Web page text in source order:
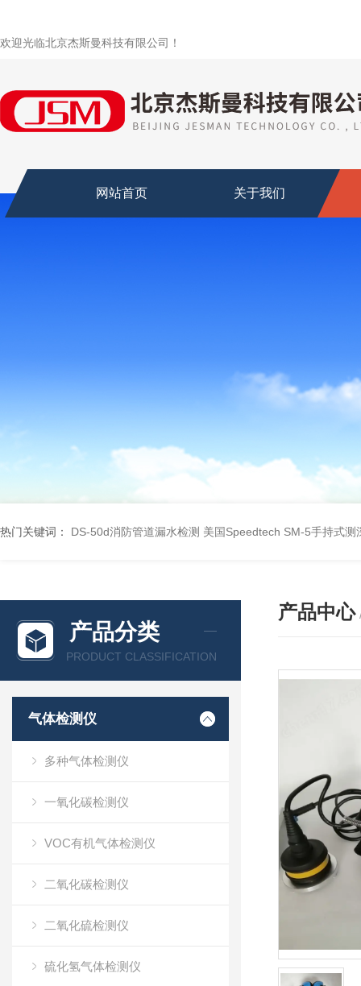
欢迎光临北京杰斯曼科技有限公司！
网站首页 关于我们
热门关键词： DS-50d消防管道漏水检测 美国Speedtech SM-5手持式测
产品分类
PRODUCT CLASSIFICATION
气体检测仪
多种气体检测仪
一氧化碳检测仪
VOC有机气体检测仪
二氧化碳检测仪
二氧化硫检测仪
硫化氢气体检测仪
产品中心